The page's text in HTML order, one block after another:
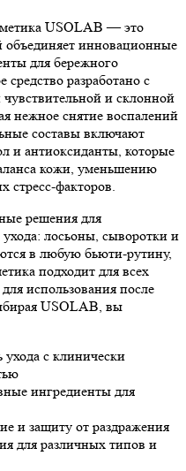
USOLAB — это
объединяет инновационные
для бережного
разработано с
и склонной
нежное снятие воспалений
составы включают
и антиоксиданты, которые
кожи, уменьшению
стресс-факторов.
решения для
лосьоны, сыворотки и
в любую бьюти-рутину,
подходит для всех
использования после
USOLAB, вы
с клинически
ингредиенты для
и защиту от раздражения
для различных типов и